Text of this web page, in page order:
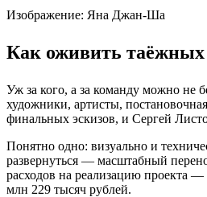
Изображение: Яна Джан-Ша
Как оживить таёжных
Уж за кого, а за команду можно не
художники, артисты,
финальных эскизов, и Сергей
Понятно одно: визуально и
развернуться — масштабный
расходов на реализацию проекта
млн 229 тысяч рублей.